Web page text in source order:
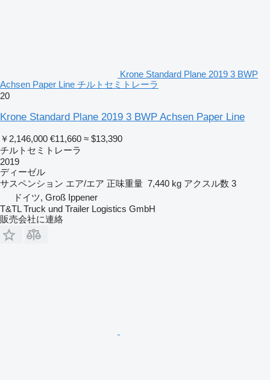
Krone Standard Plane 2019 3 BWP
Achsen Paper Line チルトセミトレーラ
20
Krone Standard Plane 2019 3 BWP Achsen Paper Line
￥2,146,000 €11,660 ≈ $13,390
チルトセミトレーラ
2019
ディーゼル
サスペンション エア/エア 正味重量 7,440 kg アクスル数 3
ドイツ, Groß Ippener
T&TL Truck und Trailer Logistics GmbH
販売会社に連絡